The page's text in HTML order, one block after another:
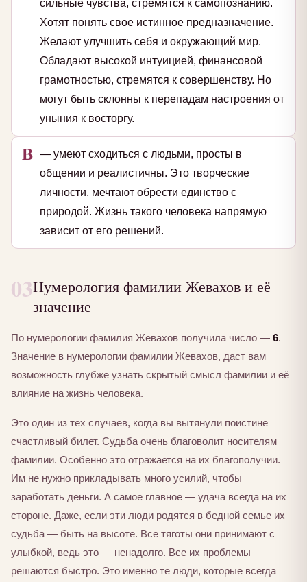
сильные чувства, стремятся к самопознанию.
Хотят понять свое истинное предназначение.
Желают улучшить себя и окружающий мир.
Обладают высокой интуицией, финансовой
грамотностью, стремятся к совершенству. Но
могут быть склонны к перепадам настроения от
уныния к восторгу.
В — умеют сходиться с людьми, просты в
общении и реалистичны. Это творческие
личности, мечтают обрести единство с
природой. Жизнь такого человека напрямую
зависит от его решений.
03Нумерология фамилии Жевахов и её
значение
По нумерологии фамилия Жевахов получила число — 6.
Значение в нумерологии фамилии Жевахов, даст вам
возможность глубже узнать скрытый смысл фамилии и её
влияние на жизнь человека.
Это один из тех случаев, когда вы вытянули поистине
счастливый билет. Судьба очень благоволит носителям
фамилии. Особенно это отражается на их благополучии.
Им не нужно прикладывать много усилий, чтобы
заработать деньги. А самое главное — удача всегда на их
стороне. Даже, если эти люди родятся в бедной семье их
судьба — быть на высоте. Все тяготы они принимают с
улыбкой, ведь это — ненадолго. Все их проблемы
решаются быстро. Это именно те люди, которые всегда